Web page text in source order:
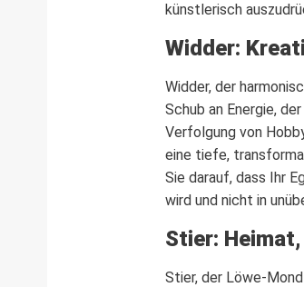
künstlerisch
Widder:
Widder, der
Schub an Energie,
Verfolgung von
eine tiefe,
Sie darauf, dass Ihr
wird und nicht in
Stier:
Stier, der Löwe-